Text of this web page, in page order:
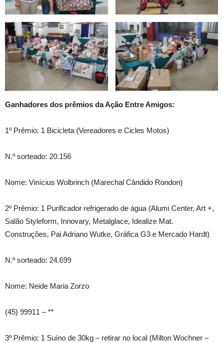
Ganhadores dos prêmios da Ação Entre Amigos:
1º Prêmio: 1 Bicicleta (Vereadores e Cicles Motos)
N.º sorteado: 20.156
Nome: Vinícius Wolbrinch (Marechal Cândido Rondon)
2º Prêmio: 1 Purificador refrigerado de água (Alumi Center, Art +,
Salão Styleform, Innovary, Metalglace, Idealize Mat.
Construções, Pai Adriano Wutke, Gráfica G3 e Mercado Hardt)
N.º sorteado: 24.699
Nome: Neide Maria Zorzo
(45) 99911 – **
3º Prêmio: 1 Suíno de 30kg – retirar no local (Milton Wochner –